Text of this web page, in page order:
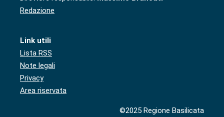
Redazione
Link utili
Lista RSS
Note legali
Privacy
Area riservata
©2025 Regione Basilicata